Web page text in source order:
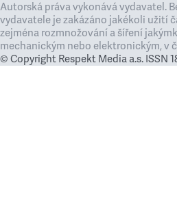
Autorská práva vykonává vydavatel.
vydavatele je zakázáno jakékoli užití
zejména rozmnožování a šíření
mechanickým nebo elektronickým, v
© Copyright Respekt Media a.s. ISSN